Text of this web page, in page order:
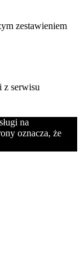
zestawieniem
z serwisu
na
oznacza, że